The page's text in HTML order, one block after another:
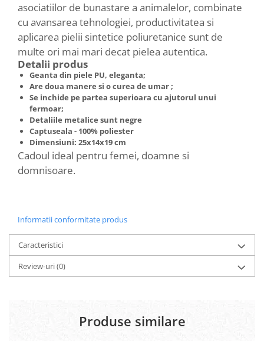
asociatiilor de bunastare a animalelor, combinate
cu avansarea tehnologiei, productivitatea si
aplicarea pielii sintetice poliuretanice sunt de
multe ori mai mari decat pielea autentica.
Detalii produs
Geanta din piele PU, eleganta;
Are doua manere si o curea de umar ;
Se inchide pe partea superioara cu ajutorul unui
fermoar;
Detaliile metalice sunt negre
Captuseala - 100% poliester
Dimensiuni: 25x14x19 cm
Cadoul ideal pentru femei, doamne si
domnisoare.
Informatii conformitate produs
Caracteristici
Review-uri(0)
Produse similare